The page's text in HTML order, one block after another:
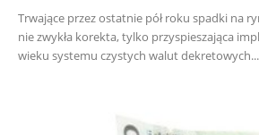
Trwające przez ostatnie pół roku spadki na
nie zwykła korekta, tylko przyspieszająca
wieku systemu czystych walut dekretowych...